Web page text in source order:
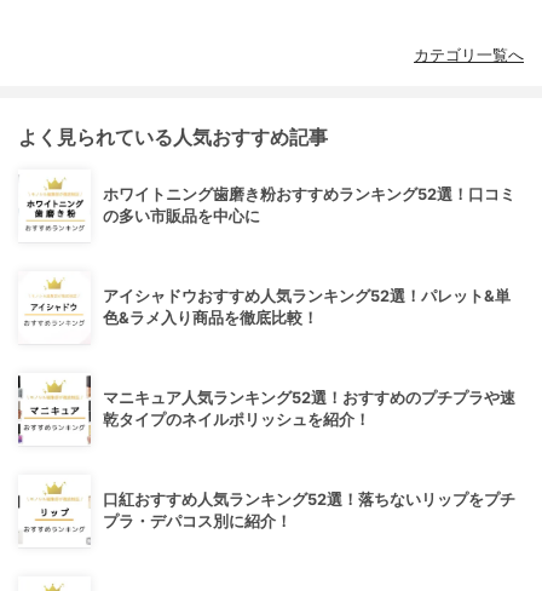
カテゴリ一覧へ
よく見られている人気おすすめ記事
ホワイトニング歯磨き粉おすすめランキング52選！口コミ
の多い市販品を中心に
アイシャドウおすすめ人気ランキング52選！パレット&単
色&ラメ入り商品を徹底比較！
マニキュア人気ランキング52選！おすすめのプチプラや速
乾タイプのネイルポリッシュを紹介！
口紅おすすめ人気ランキング52選！落ちないリップをプチ
プラ・デパコス別に紹介！